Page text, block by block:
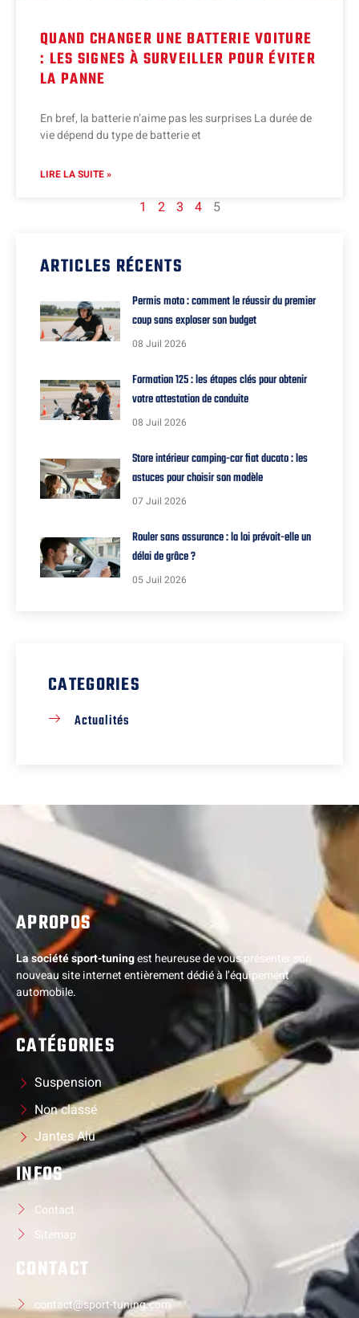
QUAND CHANGER UNE BATTERIE VOITURE
: LES SIGNES À SURVEILLER POUR ÉVITER
LA PANNE
En bref, la batterie n’aime pas les surprises La durée de
vie dépend du type de batterie et
LIRE LA SUITE »
1 2 3 4 5
ARTICLES RÉCENTS
Permis moto : comment le réussir du premier
coup sans exploser son budget
08 Juil 2026
Formation 125 : les étapes clés pour obtenir
votre attestation de conduite
08 Juil 2026
Store intérieur camping-car fiat ducato : les
astuces pour choisir son modèle
07 Juil 2026
Rouler sans assurance : la loi prévoit-elle un
délai de grâce ?
05 Juil 2026
CATEGORIES
Actualités
APROPOS
La société sport-tuningest heureuse de vous présenter son
nouveau site internet entièrement dédié à l’équipement
automobile.
CATÉGORIES
Suspension
Non classé
Jantes Alu
INFOS
Contact
Sitemap
CONTACT
contact@sport-tuning.com